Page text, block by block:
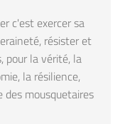
c'est exercer sa
résister et
pour la vérité, la
la résilience,
des mousquetaires